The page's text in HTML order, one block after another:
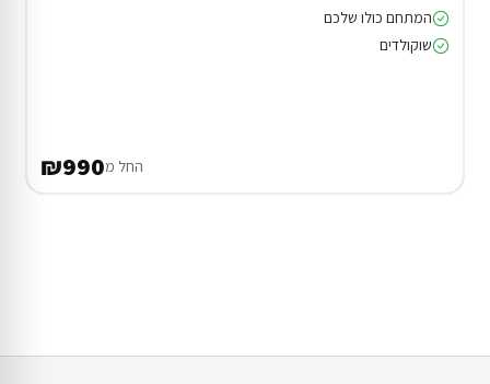
המתחם כולו שלכם
שוקולדים
החל מ₪990